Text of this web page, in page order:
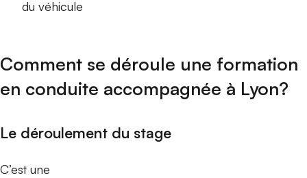
du véhicule
Comment se déroule une formation
en conduite accompagnée à Lyon?
Le déroulement du stage
C’est une